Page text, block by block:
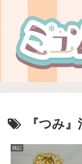
『つみ
雑記